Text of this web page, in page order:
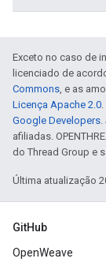
Exceto no caso de
licenciado de
Commons, e as
Licença Apache 2.0
Google Developers.
afiliadas.
do Thread Group e
Última atualização
GitHub
OpenWeave